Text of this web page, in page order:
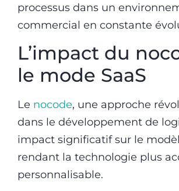
processus dans un
commercial en constante
L’impact du
le mode SaaS
Le nocode, une approche
dans le développement de
impact significatif sur le
rendant la technologie plus
personnalisable.